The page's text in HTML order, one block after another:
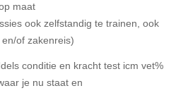
maat
ook zelfstandig te trainen, ook
of zakenreis)
conditie en kracht test icm vet%
je nu staat en